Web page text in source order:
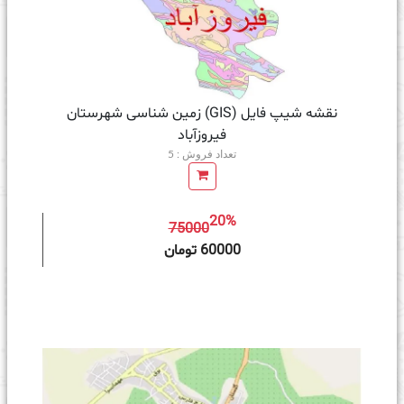
نقشه شیپ فایل (GIS) زمین‌ شناسی شهرستان
فیروزآباد
تعداد فروش : 5
7500020%
60000 تومان